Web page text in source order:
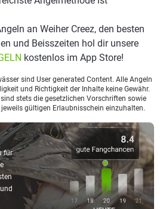
für
an Weiher Creez, den besten
und Beisszeiten hol dir unsere
kostenlos im App Store!
sind User generated Content. Alle Angeln
und Richtigkeit der Inhalte keine Gewähr.
stets die gesetzlichen Vorschriften sowie
gültigen Erlaubnisschein einzuhalten.